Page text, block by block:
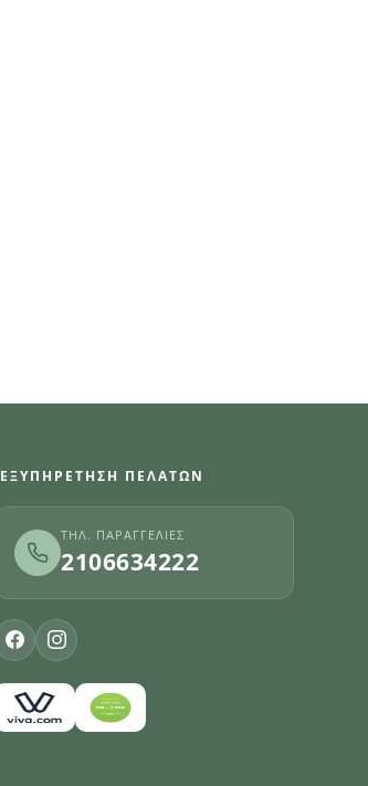
ΕΞΥΠΗΡΈΤΗΣΗ ΠΕΛΑΤΏΝ
ΤΗΛ. ΠΑΡΑΓΓΕΛΊΕΣ
2106634222